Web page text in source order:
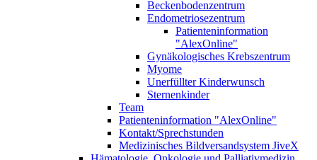
Beckenbodenzentrum
Endometriosezentrum
Patienteninformation
"AlexOnline"
Gynäkologisches Krebszentrum
Myome
Unerfüllter Kinderwunsch
Sternenkinder
Team
Patienteninformation "AlexOnline"
Kontakt/Sprechstunden
Medizinisches Bildversandsystem JiveX